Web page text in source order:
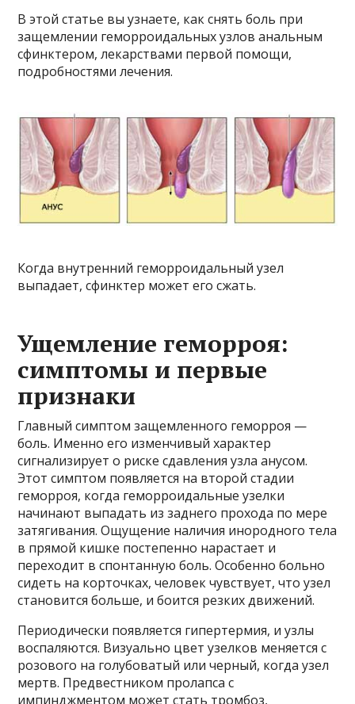
В этой статье вы узнаете, как снять боль при
защемлении геморроидальных узлов анальным
сфинктером, лекарствами первой помощи,
подробностями лечения.
Когда внутренний геморроидальный узел
выпадает, сфинктер может его сжать.
Ущемление геморроя:
симптомы и первые
признаки
Главный симптом защемленного геморроя —
боль. Именно его изменчивый характер
сигнализирует о риске сдавления узла анусом.
Этот симптом появляется на второй стадии
геморроя, когда геморроидальные узелки
начинают выпадать из заднего прохода по мере
затягивания. Ощущение наличия инородного тела
в прямой кишке постепенно нарастает и
переходит в спонтанную боль. Особенно больно
сидеть на корточках, человек чувствует, что узел
становится больше, и боится резких движений.
Периодически появляется гипертермия, и узлы
воспаляются. Визуально цвет узелков меняется с
розового на голубоватый или черный, когда узел
мертв. Предвестником пролапса с
импинджментом может стать тромбоз,